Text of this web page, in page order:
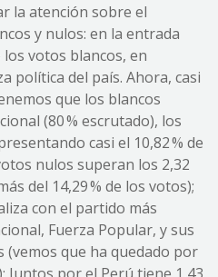
la atención sobre el
y nulos: en la entrada
votos blancos, en
política del país. Ahora, casi
que los blancos
(80 % escrutado), los
casi el 10,82 % de
nulos superan los 2,32
del 14,29 % de los votos);
con el partido más
Fuerza Popular, y sus
(vemos que ha quedado por